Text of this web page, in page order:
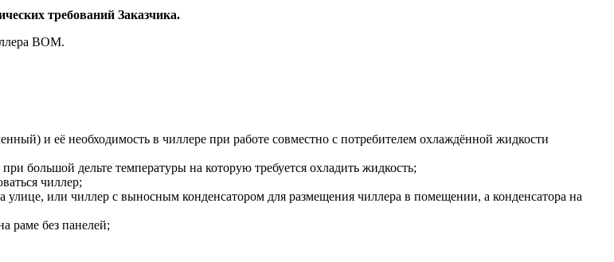
требований Заказчика.
ВОМ.
и её необходимость в чиллере при работе совместно с потребителем охлаждённой жидкости
большой дельте температуры на которую требуется охладить жидкость;
чиллер;
или чиллер с выносным конденсатором для размещения чиллера в помещении, а конденсатора на
раме без панелей;